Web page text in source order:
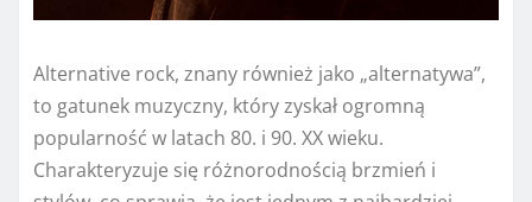
Alternative rock, znany również jako „alternatywa”,
to gatunek muzyczny, który zyskał ogromną
popularność w latach 80. i 90. XX wieku.
Charakteryzuje się różnorodnością brzmień i